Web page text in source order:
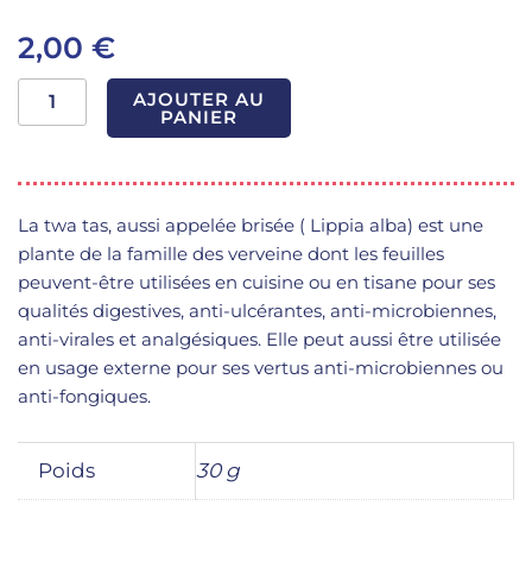
2,00 €
quantité
bio
AJOUTER AU
PANIER
La twa tas, aussi appelée brisée ( Lippia alba) est une
plante de la famille des verveine dont les feuilles
peuvent-être utilisées en cuisine ou en tisane pour ses
qualités digestives, anti-ulcérantes, anti-microbiennes,
anti-virales et analgésiques. Elle peut aussi être utilisée
en usage externe pour ses vertus anti-microbiennes ou
anti-fongiques.
Poids 30 g